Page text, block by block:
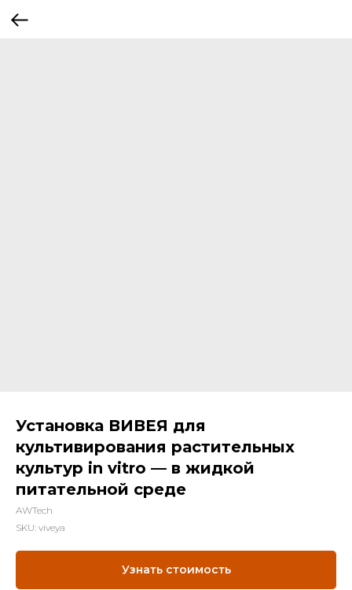
Установка ВИВЕЯ для
культивирования растительных
культур in vitro — в жидкой
питательной среде
AWTech
SKU: viveya
Узнать стоимость